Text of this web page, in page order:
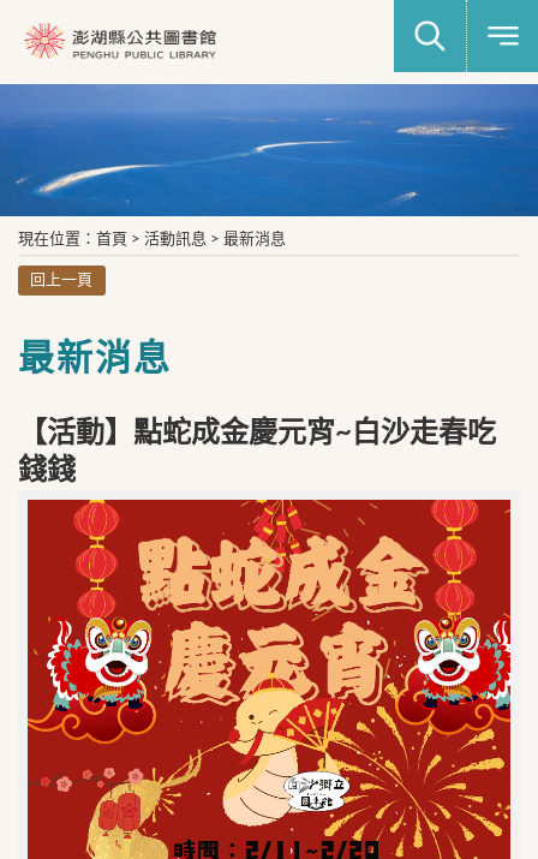
現在位置 ： 首頁 > 活動訊息 > 最新消息
回上一頁
最新消息
【活動】點蛇成金慶元宵~白沙走春吃
錢錢